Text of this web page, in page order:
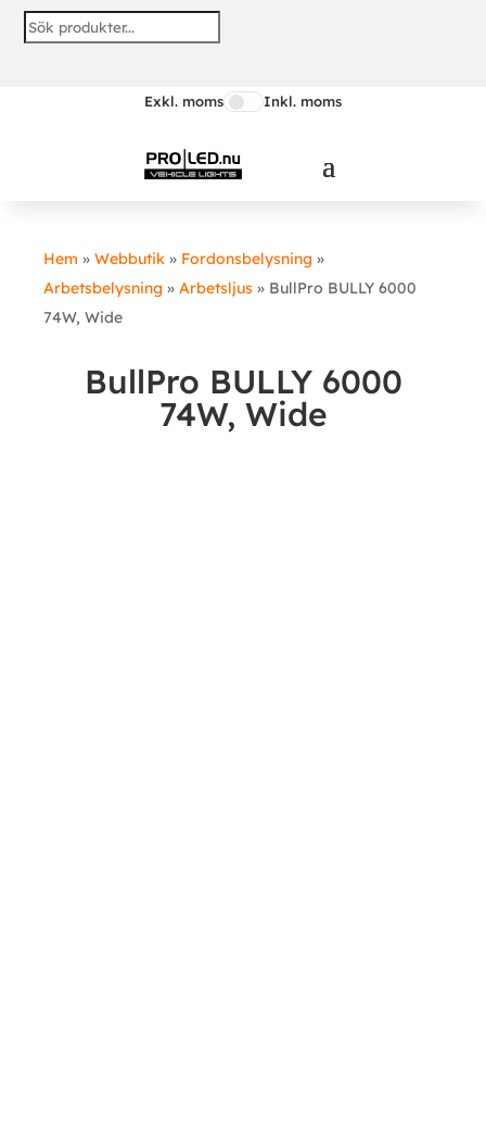
Exkl. moms Inkl. moms
Hem » Webbutik » Fordonsbelysning »
Arbetsbelysning » Arbetsljus » BullPro BULLY 6000
74W, Wide
BullPro BULLY 6000
74W, Wide